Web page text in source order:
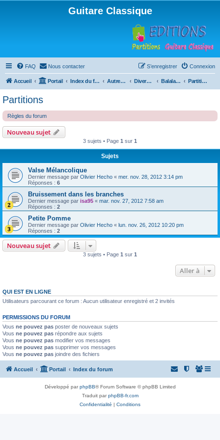
Guitare Classique
FAQ Nous contacter Connexion
S’enregistrer
Accueil Portail Index du forum Autres instruments à cordes pincées, ou styles Divers instruments Balalaïka Partitions
Partitions
Règles du forum
Nouveau sujet
3 sujets • Page 1 sur 1
Sujets
Valse Mélancolique
Dernier message par Olivier Hecho « mer. nov. 28, 2012 3:14 pm
Réponses : 6
Bruissement dans les branches
Dernier message par isa95 « mar. nov. 27, 2012 7:58 am
Réponses : 2
Petite Pomme
Dernier message par Olivier Hecho « lun. nov. 26, 2012 10:20 pm
Réponses : 2
Nouveau sujet
3 sujets • Page 1 sur 1
Aller à
QUI EST EN LIGNE
Utilisateurs parcourant ce forum : Aucun utilisateur enregistré et 2 invités
PERMISSIONS DU FORUM
Vous ne pouvez pas poster de nouveaux sujets
Vous ne pouvez pas répondre aux sujets
Vous ne pouvez pas modifier vos messages
Vous ne pouvez pas supprimer vos messages
Vous ne pouvez pas joindre des fichiers
Accueil Portail Index du forum
Développé parphpBB® Forum Software © phpBB Limited
Traduit parphpBB-fr.com
Confidentialité | Conditions